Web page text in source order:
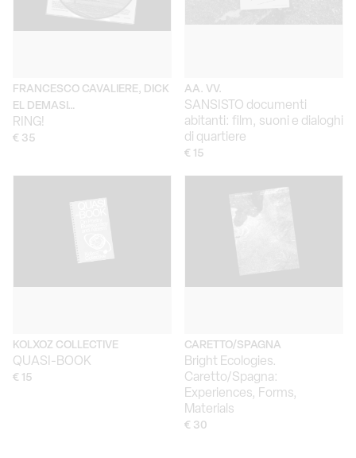
FRANCESCO CAVALIERE, DICK
EL DEMASI…
RING!
€ 35
AA. VV.
SANSISTO documenti
abitanti: film, suoni e dialoghi
di quartiere
€ 15
KOLXOZ COLLECTIVE
QUASI-BOOK
€ 15
CARETTO/SPAGNA
Bright Ecologies.
Caretto/Spagna:
Experiences, Forms,
Materials
€ 30